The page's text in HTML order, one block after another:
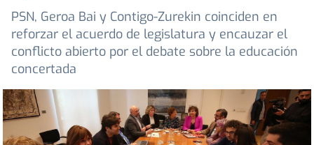
PSN, Geroa Bai y Contigo-Zurekin coinciden en
reforzar el acuerdo de legislatura y encauzar el
conflicto abierto por el debate sobre la educación
concertada